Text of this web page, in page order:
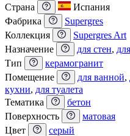
Страна
Испания
Фабрика
Supergres
Коллекция
Supergres Art
Назначение
для стен,
Тип
керамогранит
Помещение
для ванной,
кухни, для туалета
Тематика
бетон
Поверхность
матовая
Цвет
серый